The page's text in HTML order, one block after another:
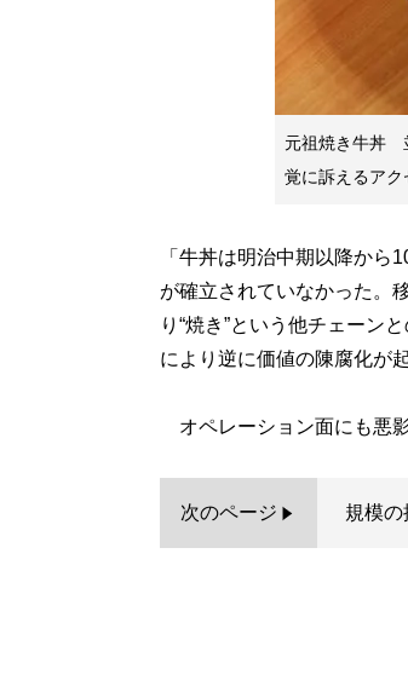
元祖焼き牛丼
覚に訴えるアク
「牛丼は明治中期以降から
が確立されていなかった。
り“焼き”という他チェーン
により逆に価値の陳腐化が
オペレーション面にも悪影
次のページ 規模